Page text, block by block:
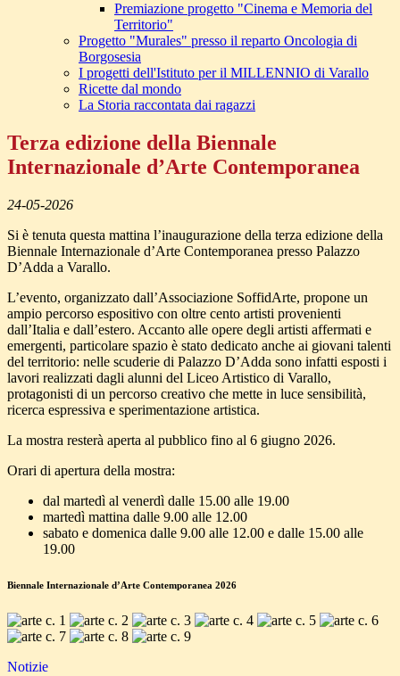
Premiazione progetto "Cinema e Memoria del
Territorio"
Progetto "Murales" presso il reparto Oncologia di
Borgosesia
I progetti dell'Istituto per il MILLENNIO di Varallo
Ricette dal mondo
La Storia raccontata dai ragazzi
Terza edizione della Biennale
Internazionale d’Arte Contemporanea
24-05-2026
Si è tenuta questa mattina l’inaugurazione della terza edizione della
Biennale Internazionale d’Arte Contemporanea presso Palazzo
D’Adda a Varallo.
L’evento, organizzato dall’Associazione SoffidArte, propone un
ampio percorso espositivo con oltre cento artisti provenienti
dall’Italia e dall’estero. Accanto alle opere degli artisti affermati e
emergenti, particolare spazio è stato dedicato anche ai giovani talenti
del territorio: nelle scuderie di Palazzo D’Adda sono infatti esposti i
lavori realizzati dagli alunni del Liceo Artistico di Varallo,
protagonisti di un percorso creativo che mette in luce sensibilità,
ricerca espressiva e sperimentazione artistica.
La mostra resterà aperta al pubblico fino al 6 giugno 2026.
Orari di apertura della mostra:
dal martedì al venerdì dalle 15.00 alle 19.00
martedì mattina dalle 9.00 alle 12.00
sabato e domenica dalle 9.00 alle 12.00 e dalle 15.00 alle
19.00
Biennale Internazionale d’Arte Contemporanea 2026
Notizie